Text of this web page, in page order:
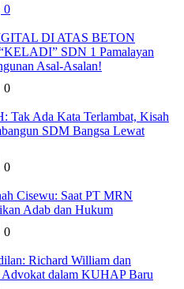
0
DI ATAS BETON
SDN 1 Pamalayan
Asal-Asalan​!
0
Ada Kata Terlambat, Kisah
SDM Bangsa Lewat
0
Cisewu: Saat PT MRN
Adab dan Hukum
0
Richard William dan
Advokat dalam KUHAP Baru